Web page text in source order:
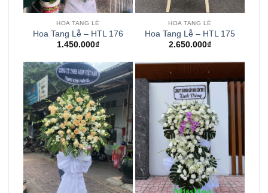
HOA TANG LỄ
Hoa Tang Lễ – HTL 176
1.450.000₫
HOA TANG LỄ
Hoa Tang Lễ – HTL 175
2.650.000₫